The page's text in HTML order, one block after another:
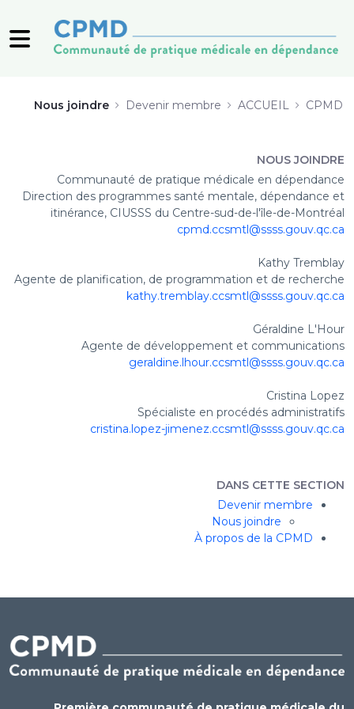
CPMD
ACCUEIL
Devenir membre
Nous joindre
NOUS JOINDRE
Communauté de pratique médicale en dépendance
Direction des programmes santé mentale, dépendance et
itinérance, CIUSSS du Centre-sud-de-l'île-de-Montréal
cpmd.ccsmtl@ssss.gouv.qc.ca
Kathy Tremblay
Agente de planification, de programmation et de recherche
kathy.tremblay.ccsmtl@ssss.gouv.qc.ca
Géraldine L'Hour
Agente de développement et communications
geraldine.lhour.ccsmtl@ssss.gouv.qc.ca
Cristina Lopez
Spécialiste en procédés administratifs
cristina.lopez-jimenez.ccsmtl@ssss.gouv.qc.ca
DANS CETTE SECTION
Devenir membre
Nous joindre
À propos de la CPMD